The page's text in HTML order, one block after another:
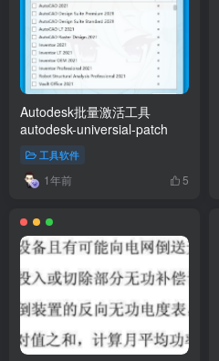
Autodesk批量激活工具
autodesk-universial-patch
工具软件
1年前 5